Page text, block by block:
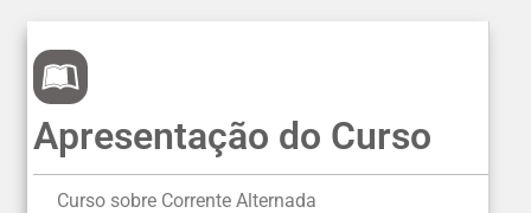
Apresentação do Curso
Curso sobre Corrente Alternada